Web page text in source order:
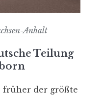
Anhalt
Teilung
früher der größte